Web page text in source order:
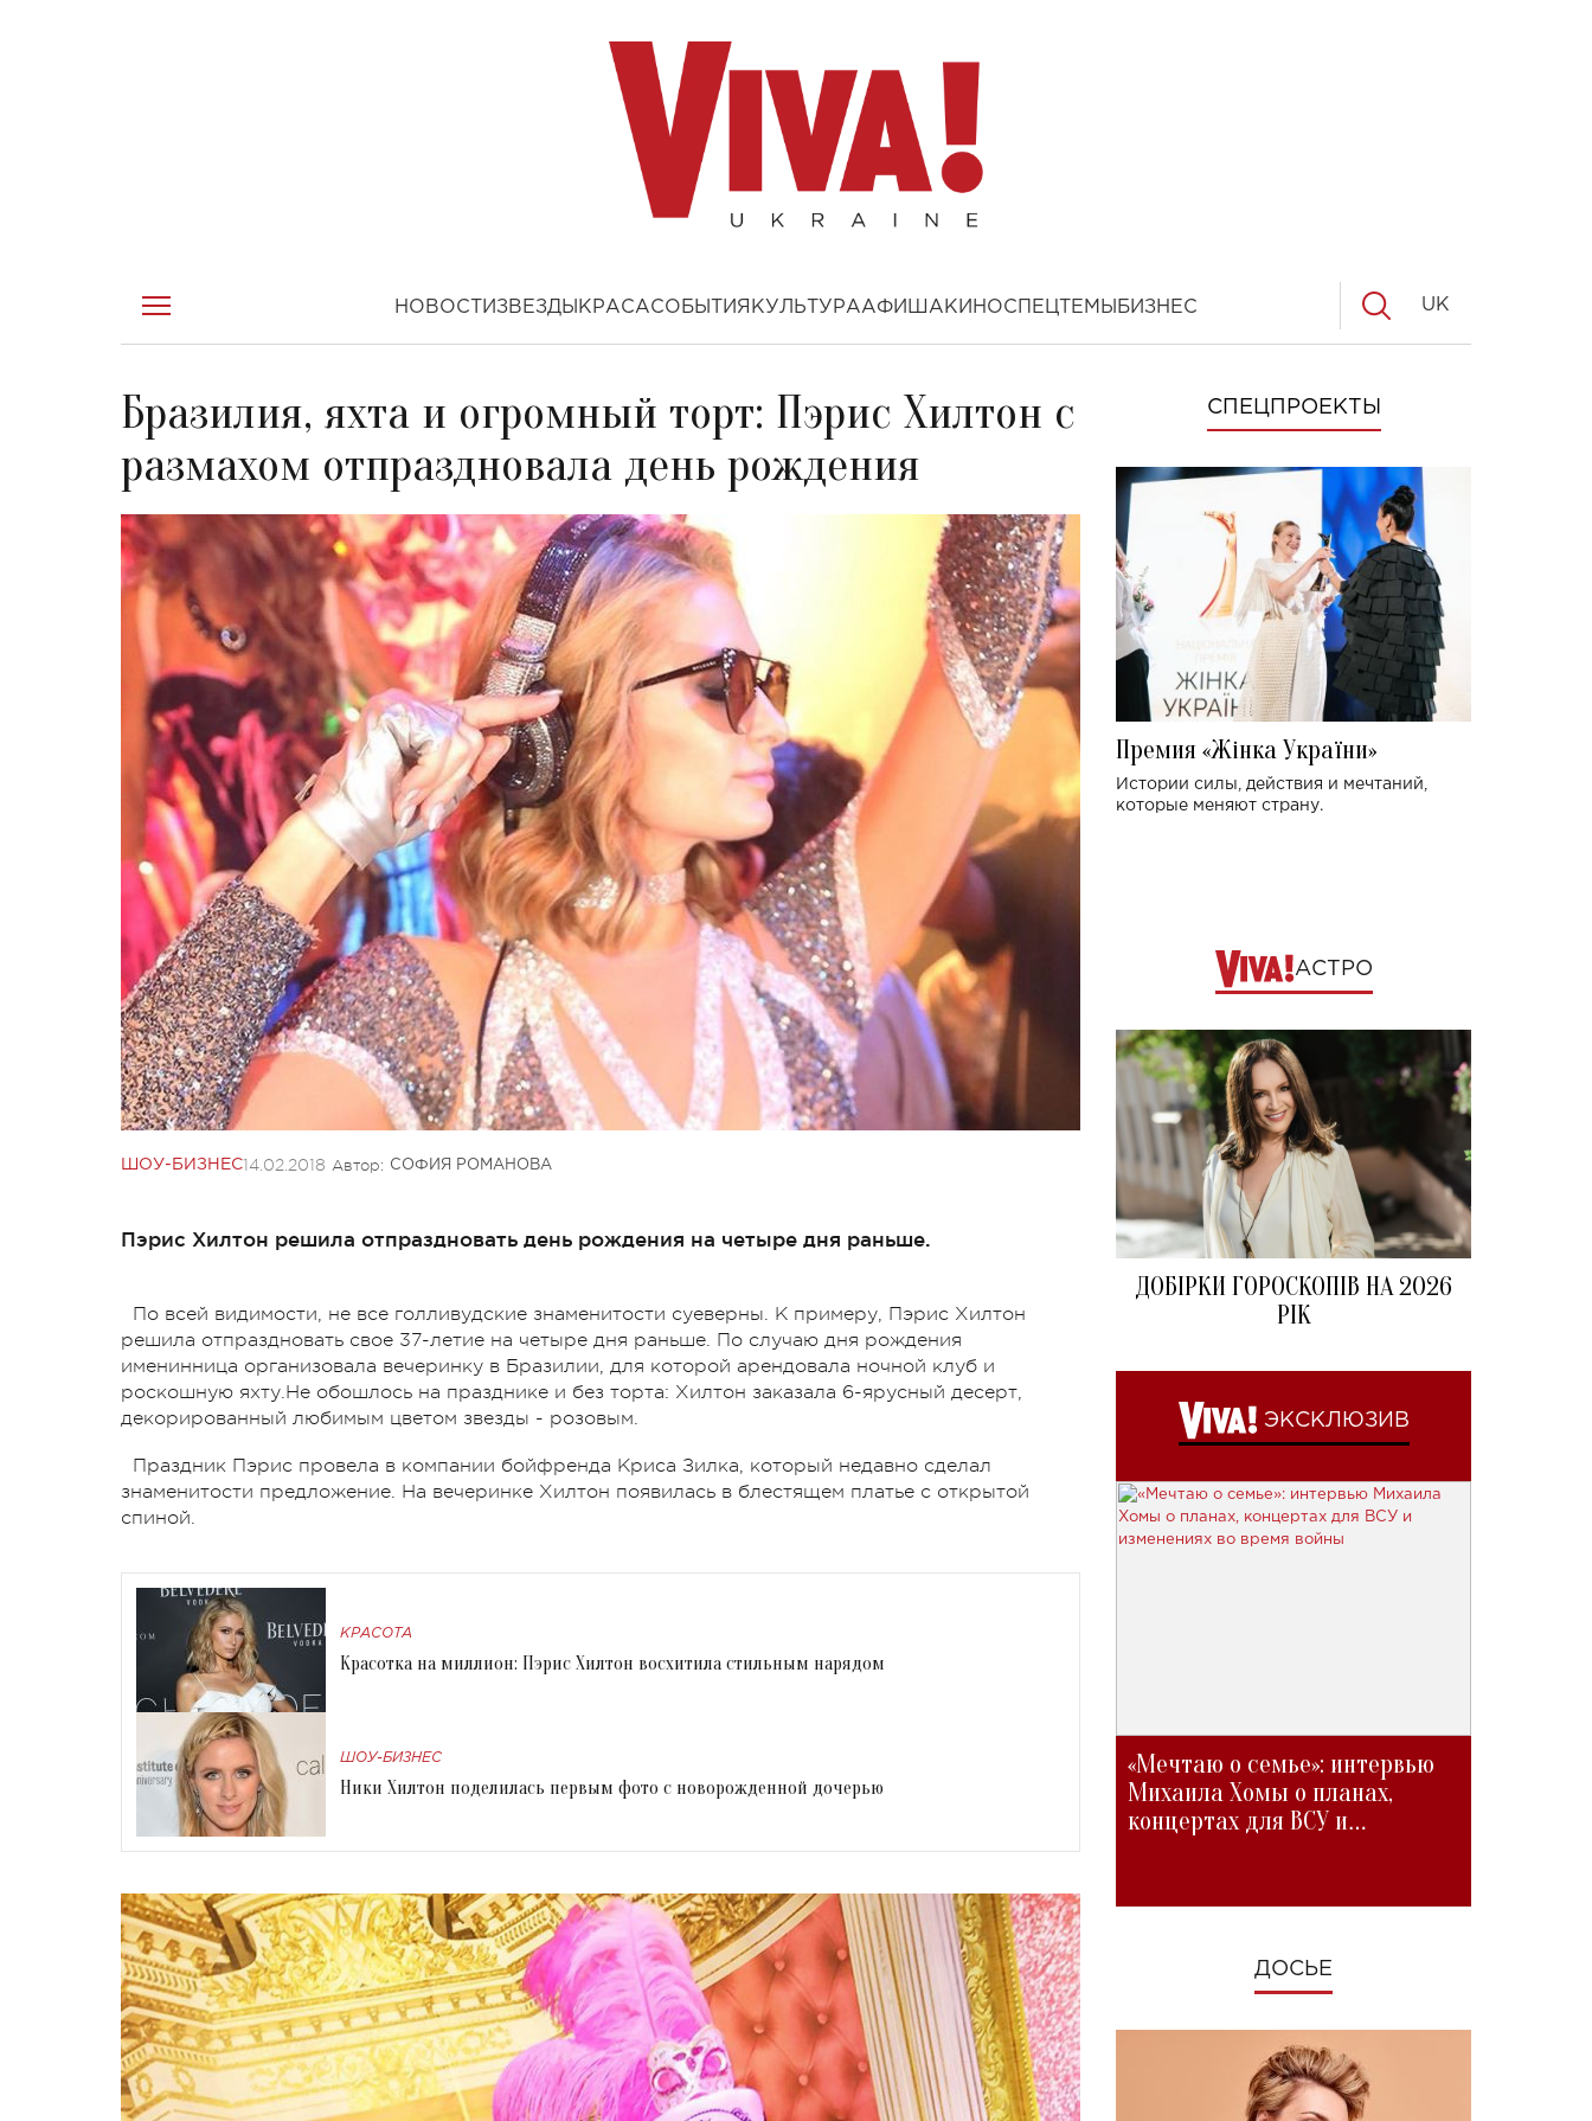
НОВОСТИ ЗВЕЗДЫ КРАСАСОБЫТИЯ КУЛЬТУРААФИША КИНОСПЕЦТЕМЫ БИЗНЕС UK
Бразилия, яхта и огромный торт: Пэрис Хилтон с
размахом отпраздновала день рождения
ШОУ-БИЗНЕС14.02.2018 Автор: СОФИЯ РОМАНОВА
Пэрис Хилтон решила отпраздновать день рождения на четыре дня раньше.
По всей видимости, не все голливудские знаменитости суеверны. К примеру, Пэрис Хилтон
решила отпраздновать свое 37-летие на четыре дня раньше. По случаю дня рождения
именинница организовала вечеринку в Бразилии, для которой арендовала ночной клуб и
роскошную яхту.Не обошлось на празднике и без торта: Хилтон заказала 6-ярусный десерт,
декорированный любимым цветом звезды - розовым.
Праздник Пэрис провела в компании бойфренда Криса Зилка, который недавно сделал
знаменитости предложение. На вечеринке Хилтон появилась в блестящем платье с открытой
спиной.
КРАСОТА
Красотка на миллион: Пэрис Хилтон восхитила стильным нарядом
ШОУ-БИЗНЕС
Ники Хилтон поделилась первым фото с новорожденной дочерью
СПЕЦПРОЕКТЫ
Премия «Жінка України»
Истории силы, действия и мечтаний,
которые меняют страну.
АСТРО
ДОБІРКИ ГОРОСКОПІВ НА 2026
РІК
ЭКСКЛЮЗИВ
«Мечтаю о семье»: интервью
Михаила Хомы о планах,
концертах для ВСУ и
ДОСЬЕ